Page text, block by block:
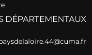
DÉPARTEMENTAUX